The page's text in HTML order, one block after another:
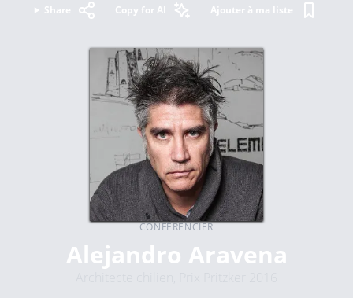
Share Copy for AI Ajouter à ma liste
CONFÉRENCIER
Alejandro Aravena